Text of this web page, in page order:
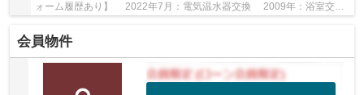
ォーム履歴あり】 2022年7月：電気温水器交換 2009年：浴室交
会員物件